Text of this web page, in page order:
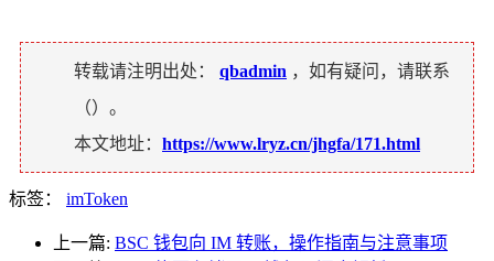
转载请注明出处： qbadmin ，如有疑问，请联系
（）。
本文地址： https://www.lryz.cn/jhgfa/171.html
标签： imToken
上一篇: BSC 钱包向 IM 转账，操作指南与注意事项